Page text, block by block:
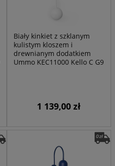
Biały kinkiet z szklanym
kulistym kloszem i
drewnianym dodatkiem
Ummo KEC11000 Kello C G9
1 139,00 zł